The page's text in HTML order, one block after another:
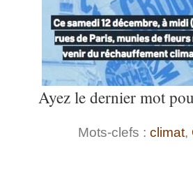
Ayez le dernier mot
Mots-clefs : climat,